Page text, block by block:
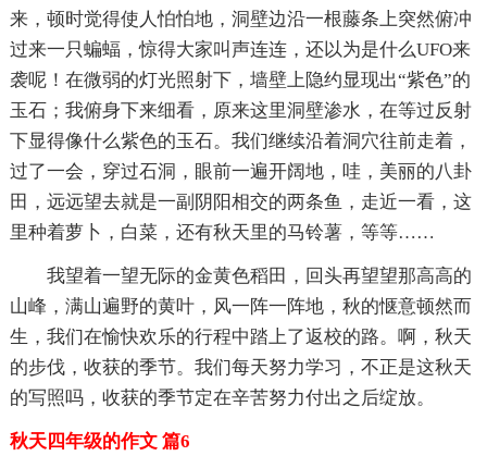
来，顿时觉得使人怕怕地，洞壁边沿一根藤条上突然俯冲
过来一只蝙蝠，惊得大家叫声连连，还以为是什么UFO来
袭呢！在微弱的灯光照射下，墙壁上隐约显现出“紫色”的
玉石；我俯身下来细看，原来这里洞壁渗水，在等过反射
下显得像什么紫色的玉石。我们继续沿着洞穴往前走着，
过了一会，穿过石洞，眼前一遍开阔地，哇，美丽的八卦
田，远远望去就是一副阴阳相交的两条鱼，走近一看，这
里种着萝卜，白菜，还有秋天里的马铃薯，等等……
我望着一望无际的金黄色稻田，回头再望望那高高的
山峰，满山遍野的黄叶，风一阵一阵地，秋的惬意顿然而
生，我们在愉快欢乐的行程中踏上了返校的路。啊，秋天
的步伐，收获的季节。我们每天努力学习，不正是这秋天
的写照吗，收获的季节定在辛苦努力付出之后绽放。
秋天四年级的作文 篇6